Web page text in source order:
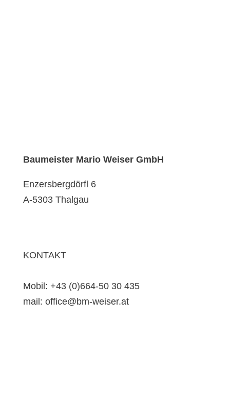
Baumeister Mario Weiser GmbH
Enzersbergdörfl 6
A-5303 Thalgau
KONTAKT
Mobil: +43 (0)664-50 30 435
mail: office@bm-weiser.at